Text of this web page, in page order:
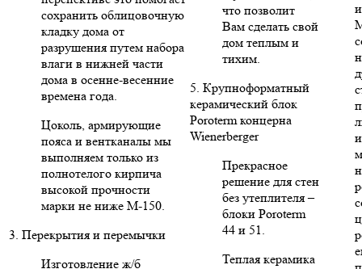
сохранить облицовочную
кладку дома от
разрушения путем набора
влаги в нижней части
дома в осенне-весенние
времена года.
Цоколь, армирующие
пояса и вентканалы мы
выполняем только из
полнотелого кирпича
высокой прочности
марки не ниже М-150.
3. Перекрытия и перемычки
Изготовление ж/б
что позволит
Вам сделать свой
дом теплым и
тихим.
5. Крупноформатный
керамический блок
Poroterm концерна
Wienerberger
Прекрасное
решение для стен
без утеплителя –
блоки Poroterm
44 и 51.
Теплая керамика